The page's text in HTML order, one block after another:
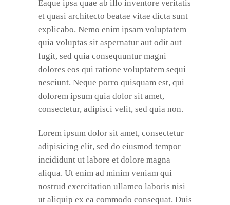
Eaque ipsa quae ab illo inventore veritatis
et quasi architecto beatae vitae dicta sunt
explicabo. Nemo enim ipsam voluptatem
quia voluptas sit aspernatur aut odit aut
fugit, sed quia consequuntur magni
dolores eos qui ratione voluptatem sequi
nesciunt. Neque porro quisquam est, qui
dolorem ipsum quia dolor sit amet,
consectetur, adipisci velit, sed quia non.
Lorem ipsum dolor sit amet, consectetur
adipisicing elit, sed do eiusmod tempor
incididunt ut labore et dolore magna
aliqua. Ut enim ad minim veniam qui
nostrud exercitation ullamco laboris nisi
ut aliquip ex ea commodo consequat. Duis